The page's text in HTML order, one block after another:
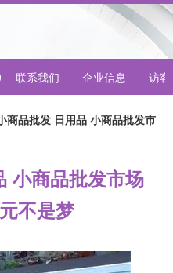
联系我们 企业信息 访客
商品批发 日用品 小商品批发市
小商品批发市场
不是梦